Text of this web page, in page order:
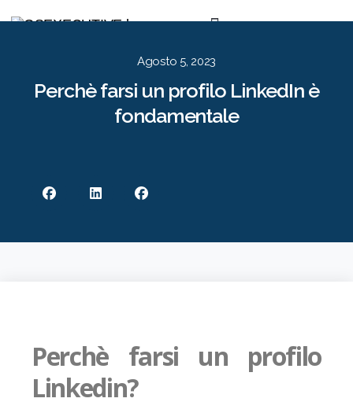
Agosto 5, 2023
Perchè farsi un profilo LinkedIn è
fondamentale
Perchè farsi un profilo
Linkedin?